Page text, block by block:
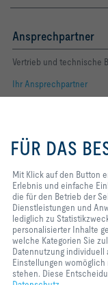
Ansprechpartner
Vertrieb und technische
Ihr Ansprechpartner
Home Kontakt
FÜR DAS
Mit Klick auf den Button
Erlebnis und einfache
die für den Betrieb der
Dienstleistungen und
lediglich zu
personalisierter Inhalte
welche Kategorien Sie
Datennutzung individuell
Einstellungen
stehen. Diese